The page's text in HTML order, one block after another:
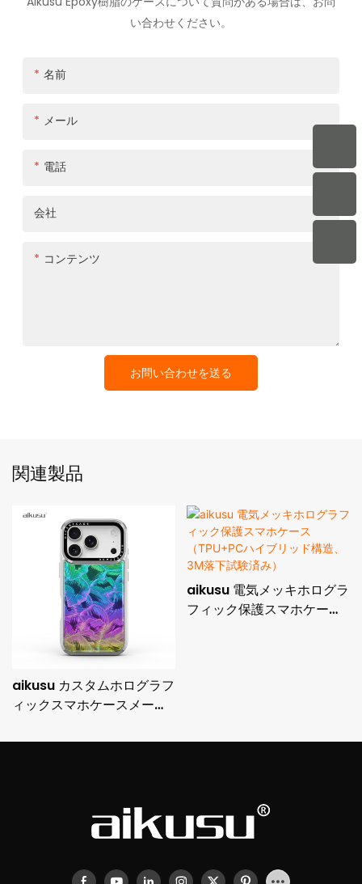
い合わせください。
名前
メール
電話
会社
コンテンツ
お問い合わせを送る
関連製品
aikusu カスタムホログラフ
ィックスマホケースメーカ
護ケース
aikusu 電気メッキホログラ
フィック保護スマホケース